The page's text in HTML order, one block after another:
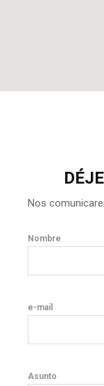
Nos
Nombre
e-mail
Asunto